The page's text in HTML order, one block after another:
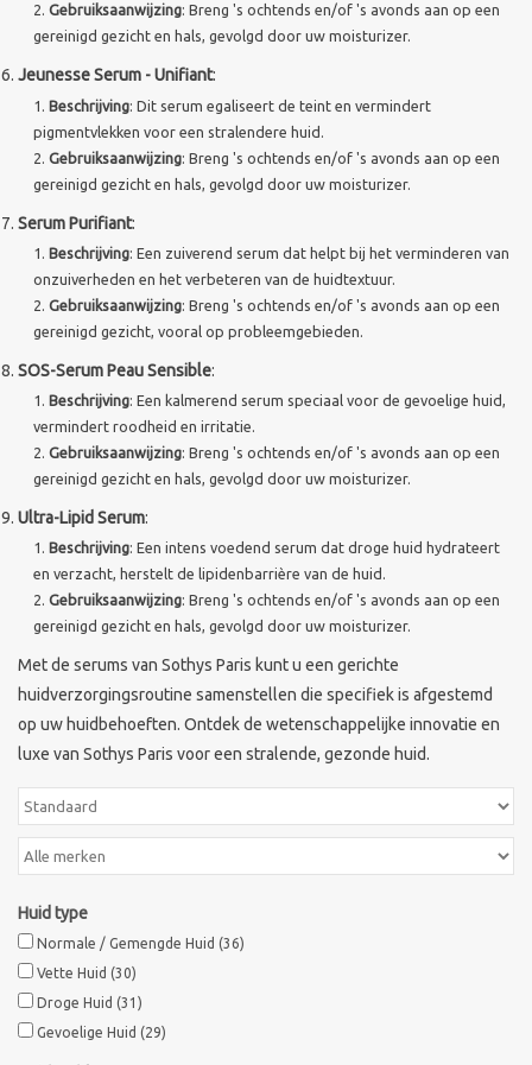
Gebruiksaanwijzing: Breng 's ochtends en/of 's avonds aan op een
gereinigd gezicht en hals, gevolgd door uw moisturizer.
Jeunesse Serum - Unifiant:
Beschrijving: Dit serum egaliseert de teint en vermindert
pigmentvlekken voor een stralendere huid.
Gebruiksaanwijzing: Breng 's ochtends en/of 's avonds aan op een
gereinigd gezicht en hals, gevolgd door uw moisturizer.
Serum Purifiant:
Beschrijving: Een zuiverend serum dat helpt bij het verminderen van
onzuiverheden en het verbeteren van de huidtextuur.
Gebruiksaanwijzing: Breng 's ochtends en/of 's avonds aan op een
gereinigd gezicht, vooral op probleemgebieden.
SOS-Serum Peau Sensible:
Beschrijving: Een kalmerend serum speciaal voor de gevoelige huid,
vermindert roodheid en irritatie.
Gebruiksaanwijzing: Breng 's ochtends en/of 's avonds aan op een
gereinigd gezicht en hals, gevolgd door uw moisturizer.
Ultra-Lipid Serum:
Beschrijving: Een intens voedend serum dat droge huid hydrateert
en verzacht, herstelt de lipidenbarrière van de huid.
Gebruiksaanwijzing: Breng 's ochtends en/of 's avonds aan op een
gereinigd gezicht en hals, gevolgd door uw moisturizer.
Met de serums van Sothys Paris kunt u een gerichte
huidverzorgingsroutine samenstellen die specifiek is afgestemd
op uw huidbehoeften. Ontdek de wetenschappelijke innovatie en
luxe van Sothys Paris voor een stralende, gezonde huid.
Huid type
Normale / Gemengde Huid (36)
Vette Huid (30)
Droge Huid (31)
Gevoelige Huid (29)